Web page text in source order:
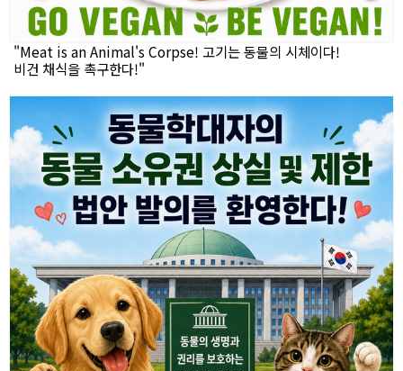
"Meat is an Animal's Corpse! 고기는 동물의 시체이다!
비건 채식을 촉구한다!"